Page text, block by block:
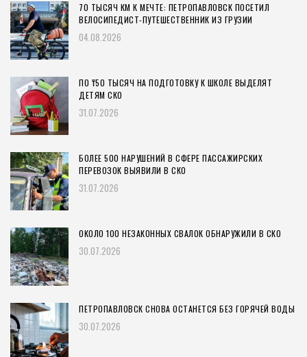
70 ТЫСЯЧ КМ К МЕЧТЕ: ПЕТРОПАВЛОВСК ПОСЕТИЛ
ВЕЛОСИПЕДИСТ-ПУТЕШЕСТВЕННИК ИЗ ГРУЗИИ
04.08.2026
ПО ₸50 ТЫСЯЧ НА ПОДГОТОВКУ К ШКОЛЕ ВЫДЕЛЯТ
ДЕТЯМ СКО
31.07.2026
БОЛЕЕ 500 НАРУШЕНИЙ В СФЕРЕ ПАССАЖИРСКИХ
ПЕРЕВОЗОК ВЫЯВИЛИ В СКО
31.07.2026
ОКОЛО 100 НЕЗАКОННЫХ СВАЛОК ОБНАРУЖИЛИ В СКО
30.07.2026
ПЕТРОПАВЛОВСК СНОВА ОСТАНЕТСЯ БЕЗ ГОРЯЧЕЙ ВОДЫ
30.07.2026